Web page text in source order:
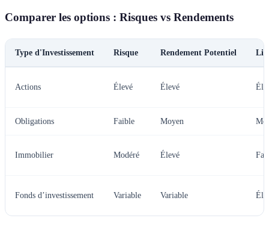
Comparer les options : Risques vs Rendements
Type d'Investissement Risque Rendement Potentiel
Actions Élevé Élevé
Obligations Faible Moyen
Immobilier Modéré Élevé
Fonds d’investissement Variable Variable